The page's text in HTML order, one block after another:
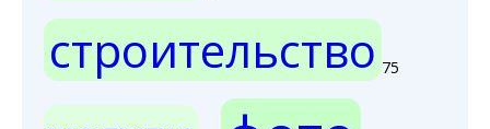
строительство 75